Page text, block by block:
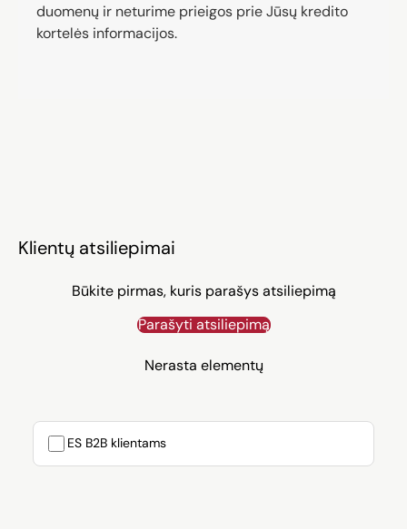
duomenų ir neturime prieigos prie Jūsų kredito
kortelės informacijos.
Klientų atsiliepimai
Būkite pirmas, kuris parašys atsiliepimą
Parašyti atsiliepimą
Nerasta elementų
ES B2B klientams